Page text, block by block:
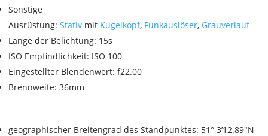
Sonstige
Ausrüstung: Stativ mit Kugelkopf, Funkauslöser, Grauverlauf
Länge der Belichtung: 15s
ISO Empfindlichkeit: ISO 100
Eingestellter Blendenwert: f22.00
Brennweite: 36mm
geographischer Breitengrad des Standpunktes: 51° 3’12.89″N